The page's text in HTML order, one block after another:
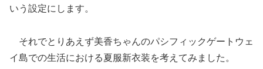
いう設定にします。
それでとりあえず美香ちゃんのパシフィックゲートウェ
イ島での生活における夏服新衣装を考えてみました。